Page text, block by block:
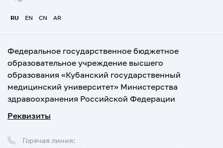
RU EN CN AR
Федеральное государственное бюджетное
образовательное учреждение высшего
образования «Кубанский государственный
медицинский университет» Министерства
здравоохранения Российской Федерации
Реквизиты
Горячая линия: